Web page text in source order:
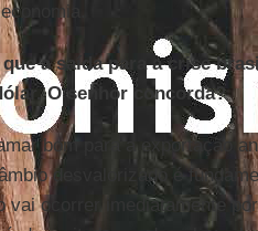
a saída para a crise
O senhor concorda?
bom para a exportação
desvalorizado é
vai ocorrer imediatamente